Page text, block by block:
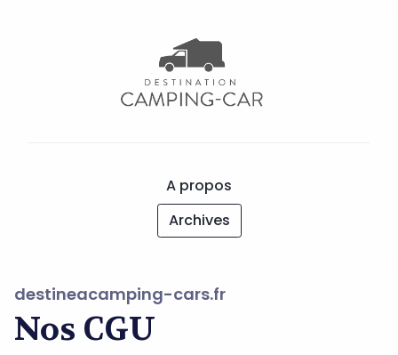
A propos
Archives
destineacamping-cars.fr
Nos CGU